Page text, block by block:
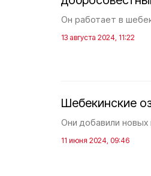
Он работает в
13 августа 2024, 11:22
Шебекинские
Они добавили
11 июня 2024, 09:46